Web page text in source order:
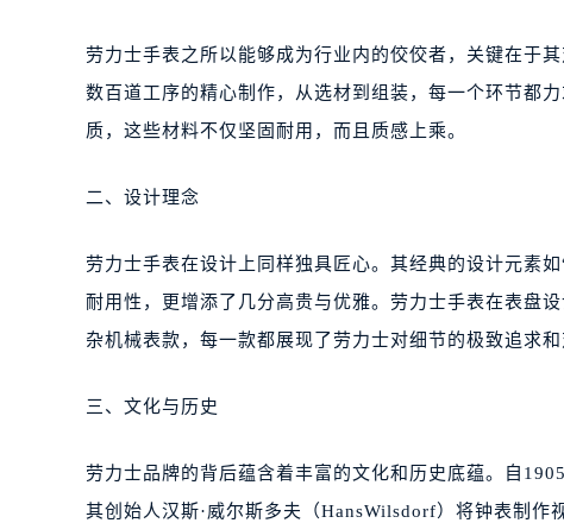
劳力士手表之所以能够成为行业内的佼佼者，关键在于
数百道工序的精心制作，从选材到组装，每一个环节都
质，这些材料不仅坚固耐用，而且质感上乘。
二、设计理念
劳力士手表在设计上同样独具匠心。其经典的设计元素
耐用性，更增添了几分高贵与优雅。劳力士手表在表盘
杂机械表款，每一款都展现了劳力士对细节的极致追求和
三、文化与历史
劳力士品牌的背后蕴含着丰富的文化和历史底蕴。自
其创始人汉斯·威尔斯多夫（HansWilsdorf）将钟表制作